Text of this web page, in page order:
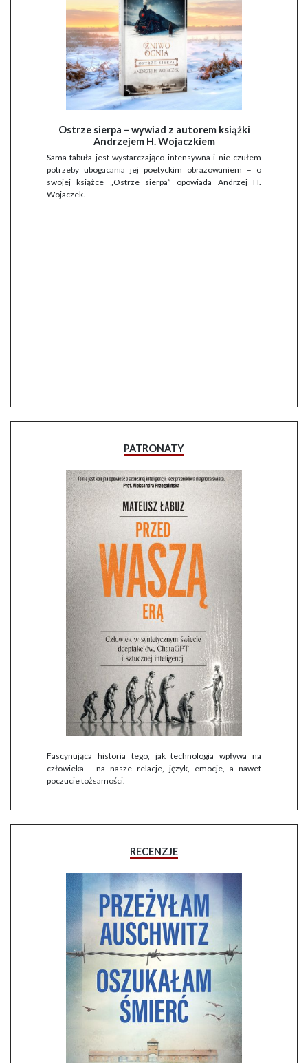
Ostrze sierpa – wywiad z autorem książki
Andrzejem H. Wojaczkiem
Sama fabuła jest wystarczająco intensywna i nie czułem
potrzeby ubogacania jej poetyckim obrazowaniem – o
swojej książce „Ostrze sierpa” opowiada Andrzej H.
Wojaczek.
PATRONATY
Fascynująca historia tego, jak technologia wpływa na
człowieka - na nasze relacje, język, emocje, a nawet
poczucie tożsamości.
RECENZJE